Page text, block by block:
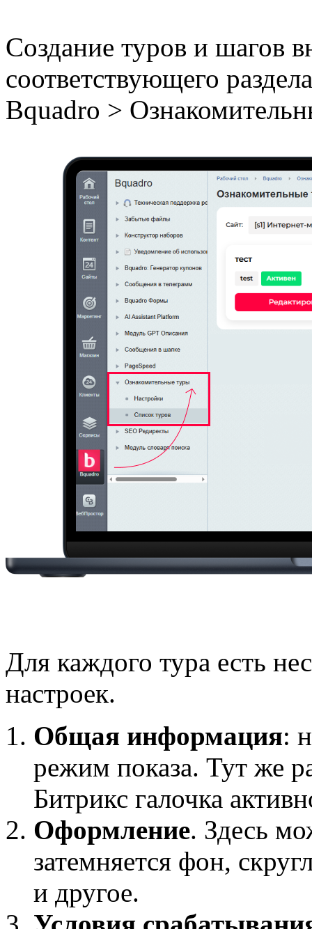
Создание туров и шагов
соответствующего
Bquadro >
Для каждого тура есть
настроек.
Общая информация:
режим показа. Тут же
Битрикс галочка
Оформление. Здесь
затемняется фон,
и другое.